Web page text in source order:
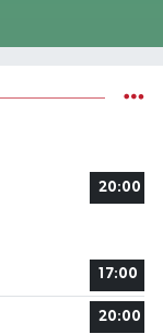
20:00
17:00
20:00